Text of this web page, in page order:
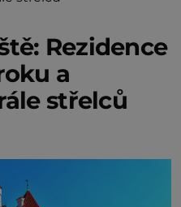
Rezidence
a
střelců